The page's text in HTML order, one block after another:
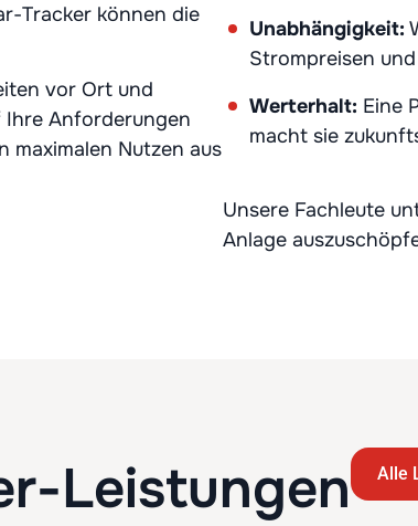
Tracker können die
vor Ort und
Ihre Anforderungen
maximalen Nutzen aus
Unabhängigkeit:
Strompreisen
Werterhalt: Eine
macht sie
Unsere Fachleute
Anlage
Leistungen Alle